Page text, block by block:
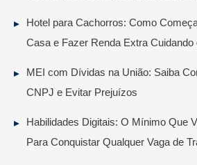
Hotel para Cachorros: Como
Casa e Fazer Renda Extra Cuidando
MEI com Dívidas na União: Saiba
CNPJ e Evitar Prejuízos
Habilidades Digitais: O Mínimo Que
Para Conquistar Qualquer Vaga de